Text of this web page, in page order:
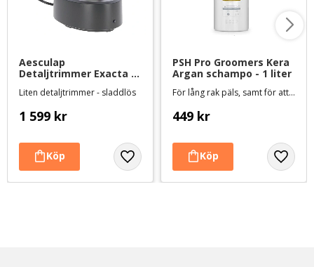
Aesculap
Detaljtrimmer Exacta -
Liten detaljtrimmer - sladdlös
1 599 kr
PSH Pro Groomers Kera
Argan schampo - 1 liter
För lång rak päls, samt för att reparera torr eller skadad päls
449 kr